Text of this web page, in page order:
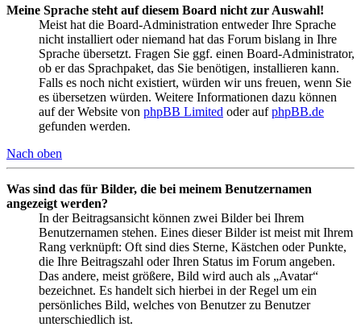
Meine Sprache steht auf diesem Board nicht zur Auswahl!
Meist hat die Board-Administration entweder Ihre Sprache
nicht installiert oder niemand hat das Forum bislang in Ihre
Sprache übersetzt. Fragen Sie ggf. einen Board-Administrator,
ob er das Sprachpaket, das Sie benötigen, installieren kann.
Falls es noch nicht existiert, würden wir uns freuen, wenn Sie
es übersetzen würden. Weitere Informationen dazu können
auf der Website von phpBB Limited oder aufphpBB.de
gefunden werden.
Nach oben
Was sind das für Bilder, die bei meinem Benutzernamen
angezeigt werden?
In der Beitragsansicht können zwei Bilder bei Ihrem
Benutzernamen stehen. Eines dieser Bilder ist meist mit Ihrem
Rang verknüpft: Oft sind dies Sterne, Kästchen oder Punkte,
die Ihre Beitragszahl oder Ihren Status im Forum angeben.
Das andere, meist größere, Bild wird auch als „Avatar“
bezeichnet. Es handelt sich hierbei in der Regel um ein
persönliches Bild, welches von Benutzer zu Benutzer
unterschiedlich ist.